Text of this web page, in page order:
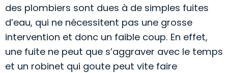
des plombiers sont dues à de simples fuites
d’eau, qui ne nécessitent pas une grosse
intervention et donc un faible coup. En effet,
une fuite ne peut que s’aggraver avec le temps
et un robinet qui goute peut vite faire